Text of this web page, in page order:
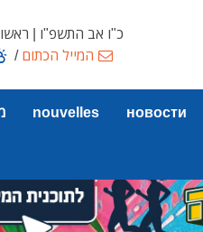
כ"ו אב התשפ"ו | ראשון, 09 אוגוסט
המייל הכתום/
новости
nouvelles